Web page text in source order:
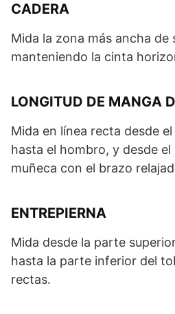
CADERA
Mida la zona más ancha de
manteniendo la cinta
LONGITUD DE MANGA
Mida en línea recta desde
hasta el hombro, y desde
muñeca con el brazo
ENTREPIERNA
Mida desde la parte
hasta la parte inferior del
rectas.